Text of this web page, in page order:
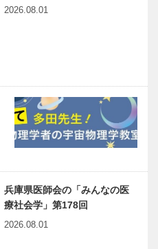
2026.08.01
兵庫県医師会の「みんなの医
療社会学」第178回
2026.08.01